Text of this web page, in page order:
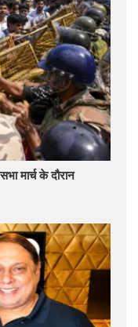
मार्च के दौरान